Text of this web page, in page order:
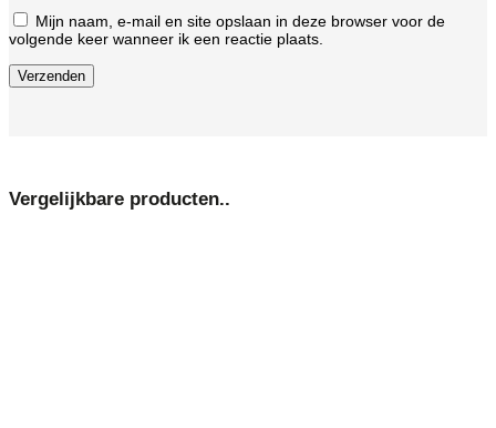
Mijn naam, e-mail en site opslaan in deze browser voor de
volgende keer wanneer ik een reactie plaats.
Vergelijkbare producten..